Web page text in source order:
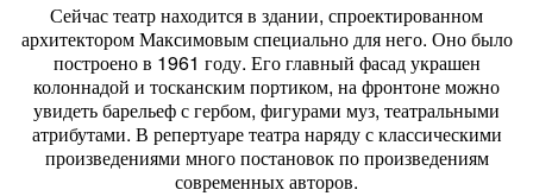
Сейчас театр находится в здании, спроектированном
архитектором Максимовым специально для него. Оно было
построено в 1961 году. Его главный фасад украшен
колоннадой и тосканским портиком, на фронтоне можно
увидеть барельеф с гербом, фигурами муз, театральными
атрибутами. В репертуаре театра наряду с классическими
произведениями много постановок по произведениям
современных авторов.